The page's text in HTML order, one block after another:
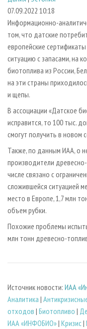
СУШКА ДРЕВЕСИНЫ
ПРОИЗВОДСТВО
ДЕРЕВЯННОЕ
ПРОИЗВОДСТВО
БИОЭНЕРГЕТИКА
ЦБП
ИНСТРУМЕНТ И
ПЕРСОНЫ
МОБИЛЬНЫЕ
ОФИЦИАЛЬНЫЕ
ПРИОРИТЕТНЫЕ
RUSSIAN FORESTRY
ГАЗЕТА
БИБЛИОТЕКА
КОНТАКТЫ
РЕКЛАМА
РЕКЛАМА НА САЙТЕ
07.09.2022 10:18
Информационно-
том, что датские
европейские
ситуацию с запасами, на
биотоплива из России,
на эти страны
и щепы.
В ассоциации «Датское
исправится, то 100 тыс.
смогут получить в новом
Также, по данным ИАА, о
производители
числе связано с
сложившейся ситуацией
место в Европе, 1,7 млн
объем рубки.
Похожие проблемы
млн тонн древесно-
Источник новости: ИАА
Аналитика |
отходов | Биотопливо |
ИАА «ИНФОБИО»| Кризис|